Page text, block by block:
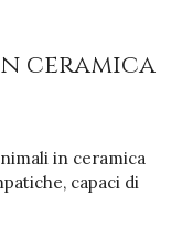
ceramica
in ceramica
capaci di